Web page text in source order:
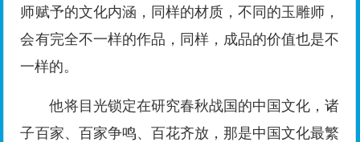
师赋予的文化内涵，同样的材质，不同的玉雕师，
会有完全不一样的作品，同样，成品的价值也是不
一样的。
他将目光锁定在研究春秋战国的中国文化，诸
子百家、百家争鸣、百花齐放，那是中国文化最繁